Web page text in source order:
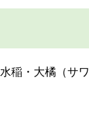
稲・大橘（サワ